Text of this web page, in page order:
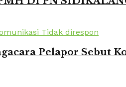
Pelapor Sebut